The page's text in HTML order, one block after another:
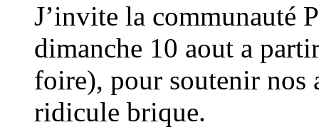
J’invite la communauté
dimanche 10 aout a
foire), pour soutenir nos
ridicule brique.